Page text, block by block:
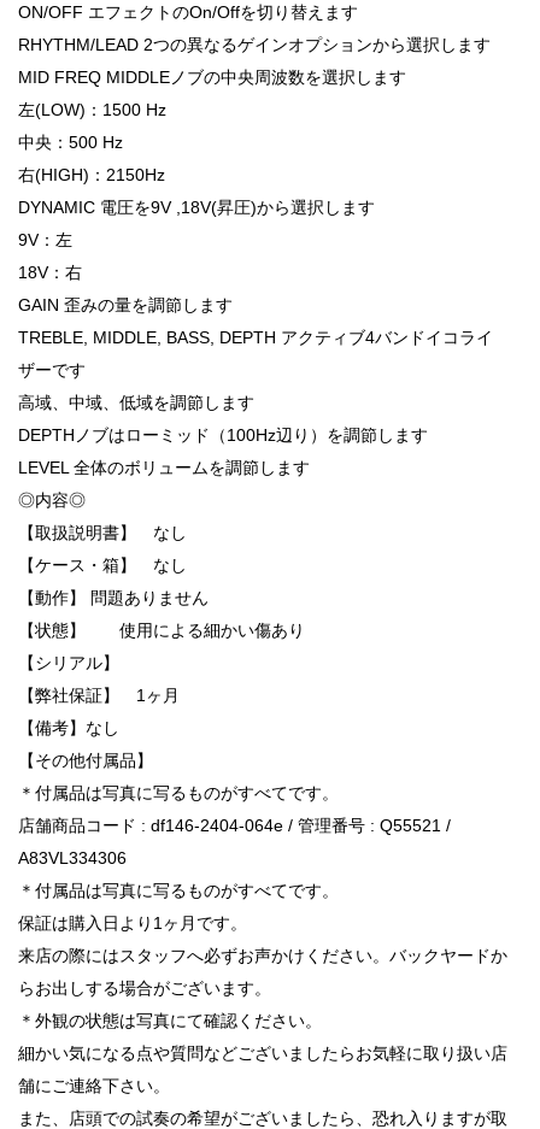
ON/OFF エフェクトのOn/Offを切り替えます
RHYTHM/LEAD 2つの異なるゲインオプションから選択します
MID FREQ MIDDLEノブの中央周波数を選択します
左(LOW)：1500 Hz
中央：500 Hz
右(HIGH)：2150Hz
DYNAMIC 電圧を9V ,18V(昇圧)から選択します
9V：左
18V：右
GAIN 歪みの量を調節します
TREBLE, MIDDLE, BASS, DEPTH アクティブ4バンドイコライ
ザーです
高域、中域、低域を調節します
DEPTHノブはローミッド（100Hz辺り）を調節します
LEVEL 全体のボリュームを調節します
◎内容◎
【取扱説明書】 なし
【ケース・箱】 なし
【動作】 問題ありません
【状態】 使用による細かい傷あり
【シリアル】
【弊社保証】 1ヶ月
【備考】なし
【その他付属品】
＊付属品は写真に写るものがすべてです。
店舗商品コード : df146-2404-064e / 管理番号 : Q55521 /
A83VL334306
＊付属品は写真に写るものがすべてです。
保証は購入日より1ヶ月です。
来店の際にはスタッフへ必ずお声かけください。バックヤードか
らお出しする場合がございます。
＊外観の状態は写真にて確認ください。
細かい気になる点や質問などございましたらお気軽に取り扱い店
舗にご連絡下さい。
また、店頭での試奏の希望がございましたら、恐れ入りますが取